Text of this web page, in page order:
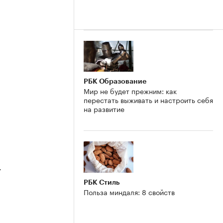
РБК Образование
Мир не будет прежним: как
перестать выживать и настроить себя
на развитие
РБК Стиль
Польза миндаля: 8 свойств